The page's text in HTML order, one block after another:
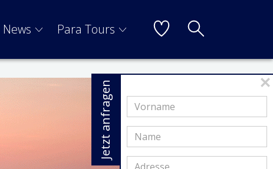
News Para Tours
Jetzt anfragen